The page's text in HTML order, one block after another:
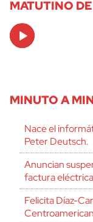
MATUTINO
Audio
Player
MINUTO A
Nace el
Peter Deutsch.
Anuncian
factura eléctrica
Felicita Díaz-